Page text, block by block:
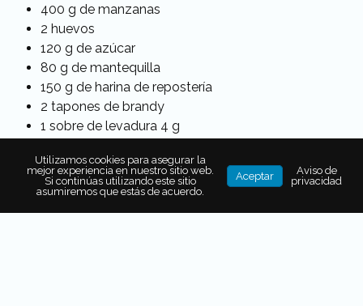
400 g de manzanas
2 huevos
120 g de azúcar
80 g de mantequilla
150 g de harina de repostería
2 tapones de brandy
1 sobre de levadura 4 g
Preparación
Utilizamos cookies para asegurar la
mejor experiencia en nuestro sitio web.
Si continúas utilizando este sitio
asumiremos que estás de acuerdo.
Aceptar
Aviso de
privacidad